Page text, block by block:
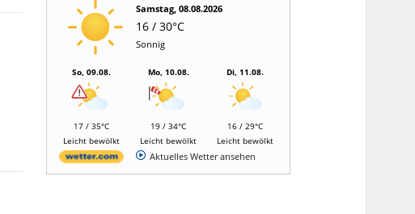
Samstag, 08.08.2026
16 / 30°C
Sonnig
So, 09.08.
17 / 35°C
Leicht bewölkt
Mo, 10.08.
19 / 34°C
Leicht bewölkt
Di, 11.08.
16 / 29°C
Leicht bewölkt
Aktuelles Wetter ansehen